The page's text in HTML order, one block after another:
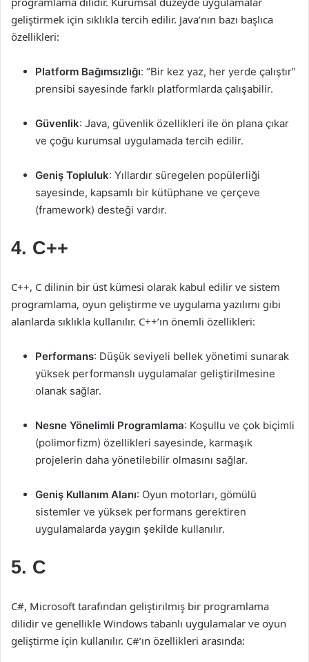
geliştirmek için sıklıkla tercih edilir. Java’nın bazı başlıca
özellikleri:
Platform Bağımsızlığı: “Bir kez yaz, her yerde çalıştır”
prensibi sayesinde farklı platformlarda çalışabilir.
Güvenlik: Java, güvenlik özellikleri ile ön plana çıkar
ve çoğu kurumsal uygulamada tercih edilir.
Geniş Topluluk: Yıllardır süregelen popülerliği
sayesinde, kapsamlı bir kütüphane ve çerçeve
(framework) desteği vardır.
4. C++
C++, C dilinin bir üst kümesi olarak kabul edilir ve sistem
programlama, oyun geliştirme ve uygulama yazılımı gibi
alanlarda sıklıkla kullanılır. C++’ın önemli özellikleri:
Performans: Düşük seviyeli bellek yönetimi sunarak
yüksek performanslı uygulamalar geliştirilmesine
olanak sağlar.
Nesne Yönelimli Programlama: Koşullu ve çok biçimli
(polimorfizm) özellikleri sayesinde, karmaşık
projelerin daha yönetilebilir olmasını sağlar.
Geniş Kullanım Alanı: Oyun motorları, gömülü
sistemler ve yüksek performans gerektiren
uygulamalarda yaygın şekilde kullanılır.
5. C
C#, Microsoft tarafından geliştirilmiş bir programlama
dilidir ve genellikle Windows tabanlı uygulamalar ve oyun
geliştirme için kullanılır. C#’ın özellikleri arasında: